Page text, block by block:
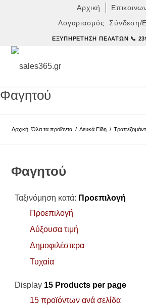
Αρχική
Λογαριασμός: Σύνδεση/
ΕΞΥΠΗΡΈΤΗΣΗ ΠΕΛΑΤΏΝ 📞
Φαγητού
Αρχική Όλα τα προϊόντα / Λευκά Είδη /
Φαγητού
Ταξινόμηση κατά: Προεπιλογή
Προεπιλογή
Αύξουσα τιμή
Δημοφιλέστερα
Τυχαία
Display 15 Products per page
15 προϊόντων ανά σελίδα